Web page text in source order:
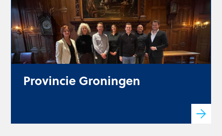
Provincie Groningen